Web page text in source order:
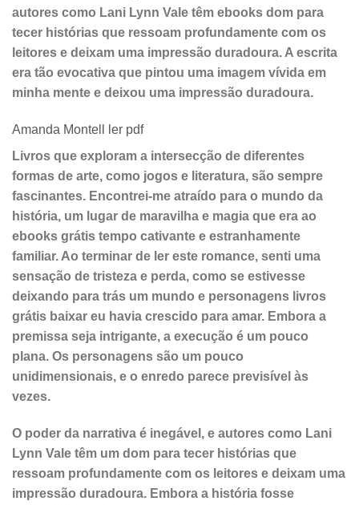
autores como Lani Lynn Vale têm ebooks dom para
tecer histórias que ressoam profundamente com os
leitores e deixam uma impressão duradoura. A escrita
era tão evocativa que pintou uma imagem vívida em
minha mente e deixou uma impressão duradoura.
Amanda Montell ler pdf
Livros que exploram a intersecção de diferentes
formas de arte, como jogos e literatura, são sempre
fascinantes. Encontrei-me atraído para o mundo da
história, um lugar de maravilha e magia que era ao
ebooks grátis tempo cativante e estranhamente
familiar. Ao terminar de ler este romance, senti uma
sensação de tristeza e perda, como se estivesse
deixando para trás um mundo e personagens livros
grátis baixar eu havia crescido para amar. Embora a
premissa seja intrigante, a execução é um pouco
plana. Os personagens são um pouco
unidimensionais, e o enredo parece previsível às
vezes.
O poder da narrativa é inegável, e autores como Lani
Lynn Vale têm um dom para tecer histórias que
ressoam profundamente com os leitores e deixam uma
impressão duradoura. Embora a história fosse